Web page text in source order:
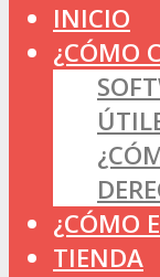
INICIO
¿CÓMO
¿CÓMO
TIENDA